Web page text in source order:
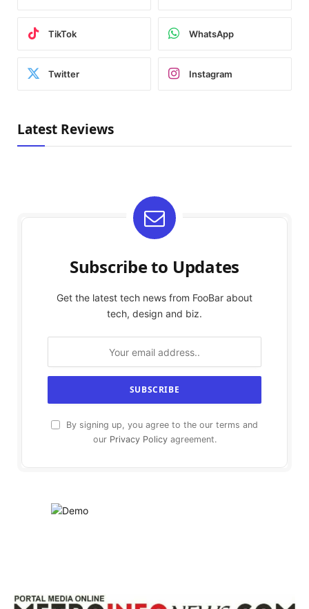
TikTok WhatsApp
Twitter Instagram
Latest Reviews
Subscribe to Updates
Get the latest tech news from FooBar about
tech, design and biz.
By signing up, you agree to the our terms and
our Privacy Policyagreement.